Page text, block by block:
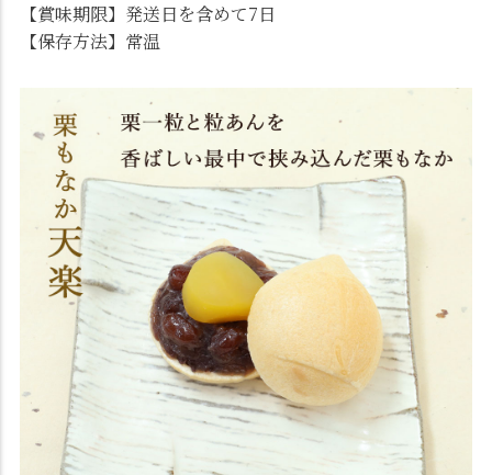
【賞味期限】発送日を含めて7日
【保存方法】常温